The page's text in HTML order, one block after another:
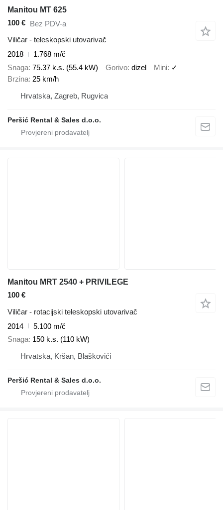
Manitou MT 625
100 € Bez PDV-a
Viličar - teleskopski utovarivač
2018
1.768 m/č
Snaga 75.37 k.s. (55.4 kW) Gorivo dizel Mini ✓
Brzina 25 km/h
Hrvatska, Zagreb, Rugvica
Peršić Rental & Sales d.o.o.
Manitou MRT 2540 + PRIVILEGE
100 €
Viličar - rotacijski teleskopski utovarivač
2014
5.100 m/č
Snaga 150 k.s. (110 kW)
Hrvatska, Kršan, Blaškovići
Peršić Rental & Sales d.o.o.